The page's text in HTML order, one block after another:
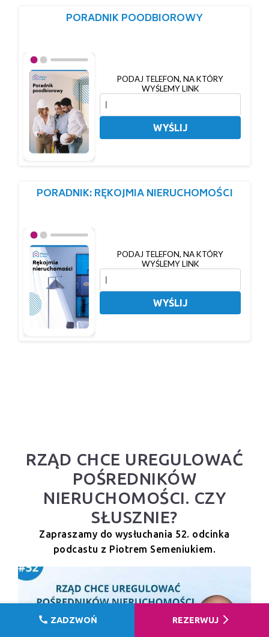
PORADNIK POODBIOROWY
PODAJ TELEFON, NA KTÓRY
WYŚLEMY LINK
WYŚLIJ
PORADNIK: RĘKOJMIA NIERUCHOMOŚCI
PODAJ TELEFON, NA KTÓRY
WYŚLEMY LINK
WYŚLIJ
RZĄD CHCE UREGULOWAĆ
POŚREDNIKÓW
NIERUCHOMOŚCI. CZY
SŁUSZNIE?
Zapraszamy do wysłuchania 52. odcinka
podcastu z Piotrem Semeniukiem.
call ZADZWOŃ REZERWUJ arrow_forward_ios